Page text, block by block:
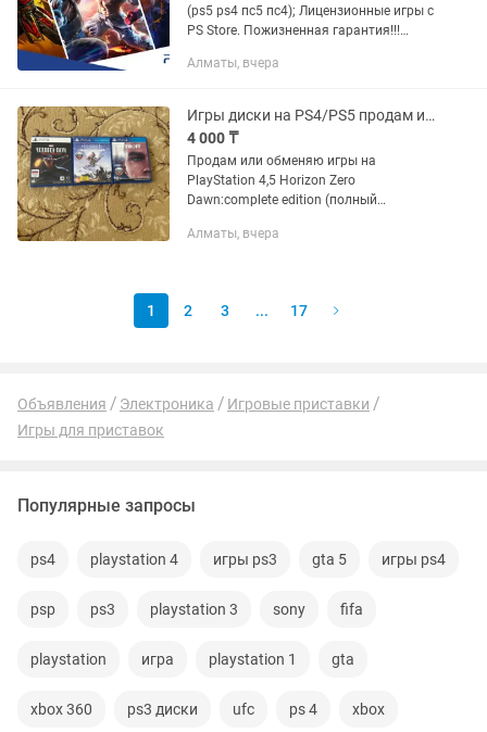
(ps5 ps4 пс5 пс4); Лицензионные игры с
PS Store. Пожизненная гарантия!!!
Алматы, вчера
Игры диски на PS4/PS5 продам или обмен
4 000 ₸
Продам или обменяю игры на
PlayStation 4,5 Horizon Zero
Dawn:complete edition (полный
трещины-4000 Detroit:Стать
Алматы, вчера
1 2 3 ... 17
Объявления Электроника
Игровые приставки
Игры для приставок
Популярные запросы
ps4 playstation 4 игры ps3 gta 5 игры ps4
psp ps3 playstation 3 sony fifa
playstation игра playstation 1 gta
xbox 360 ps3 диски ufc ps 4 xbox